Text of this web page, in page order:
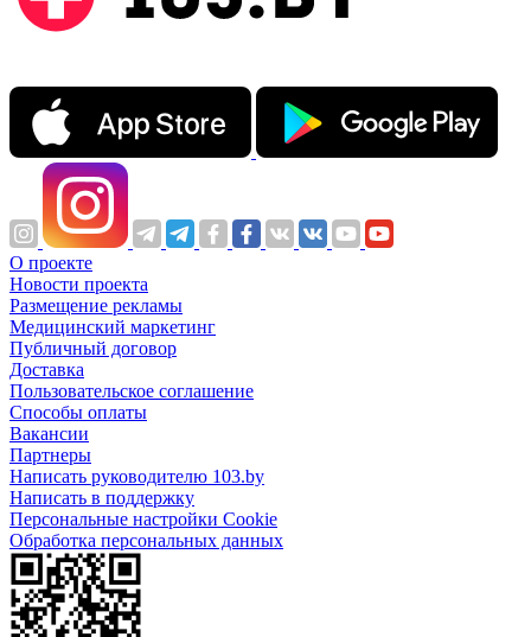
О проекте
Новости проекта
Размещение рекламы
Медицинский маркетинг
Публичный договор
Доставка
Пользовательское соглашение
Способы оплаты
Вакансии
Партнеры
Написать руководителю 103.by
Написать в поддержку
Персональные настройки Cookie
Обработка персональных данных